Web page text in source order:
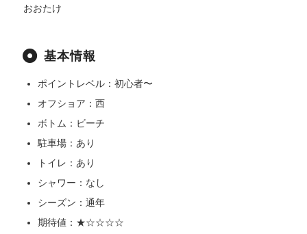
おおたけ
基本情報
ポイントレベル：初心者〜
オフショア：西
ボトム：ビーチ
駐車場：あり
トイレ：あり
シャワー：なし
シーズン：通年
期待値：★☆☆☆☆